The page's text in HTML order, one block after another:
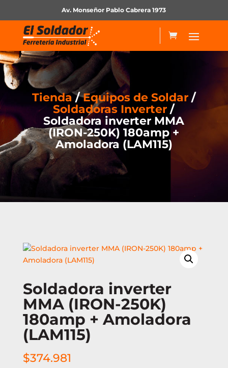
Av. Monseñor Pablo Cabrera 1973
Tienda/Equipos de Soldar/
Soldadoras Inverter /
Soldadora inverter MMA
(IRON-250K) 180amp +
Amoladora (LAM115)
Soldadora inverter
MMA (IRON-250K)
180amp + Amoladora
(LAM115)
$374.981